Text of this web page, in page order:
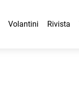
Volantini Rivista